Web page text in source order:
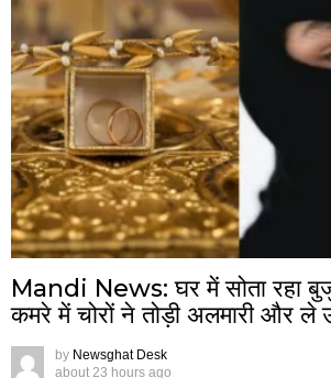
Mandi News: घर में सोता रहा
कमरे में चोरों ने तोड़ी अलमारी और
by Newsghat Desk
about 23 hours ago